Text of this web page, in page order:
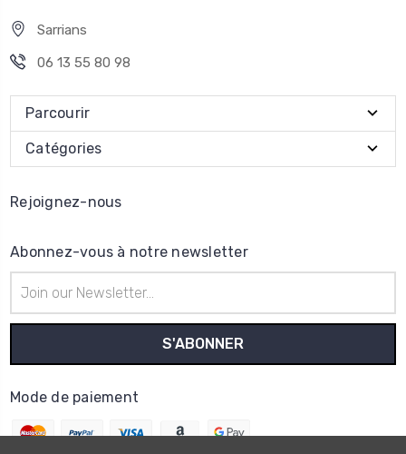
Sarrians
06 13 55 80 98
Parcourir
Catégories
Rejoignez-nous
Abonnez-vous à notre newsletter
e-
mail
Mode de paiement